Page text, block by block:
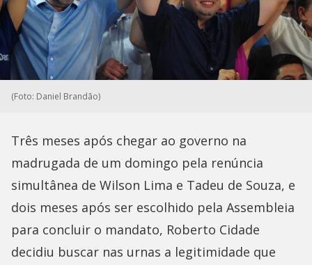
(Foto: Daniel Brandão)
Três meses após chegar ao governo na
madrugada de um domingo pela renúncia
simultânea de Wilson Lima e Tadeu de Souza, e
dois meses após ser escolhido pela Assembleia
para concluir o mandato, Roberto Cidade
decidiu buscar nas urnas a legitimidade que